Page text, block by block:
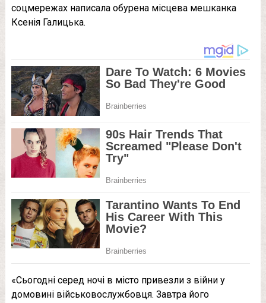
соцмережах написала обурена місцева мешканка
Ксенія Галицька.
«Сьогодні серед ночі в місто привезли з війни у
домовині військовослужбовця. Завтра його